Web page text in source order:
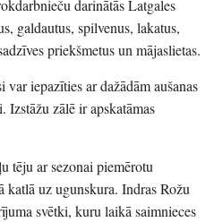
darinātās Latgales
galdautus, spilvenus, lakatus,
priekšmetus un mājaslietas.
iepazīties ar dažādām aušanas
Izstāžu zālē ir apskatāmas
tēju ar sezonai piemērotu
uz ugunskura. Indras Rožu
svētki, kuru laikā saimnieces